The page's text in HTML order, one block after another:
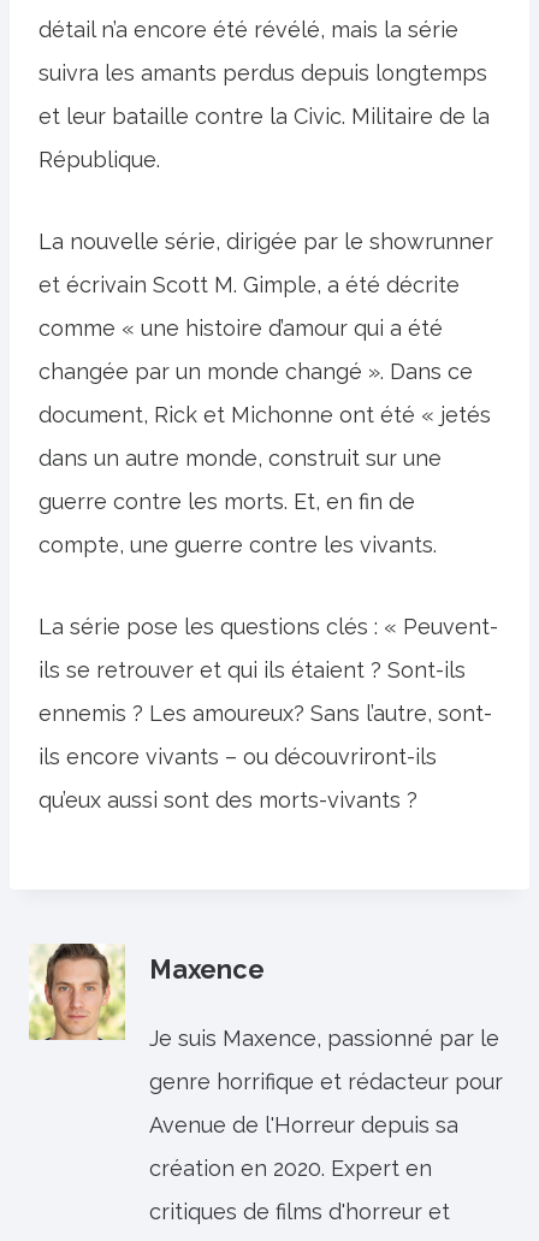
détail n’a encore été révélé, mais la série
suivra les amants perdus depuis longtemps
et leur bataille contre la Civic. Militaire de la
République.
La nouvelle série, dirigée par le showrunner
et écrivain Scott M. Gimple, a été décrite
comme « une histoire d’amour qui a été
changée par un monde changé ». Dans ce
document, Rick et Michonne ont été « jetés
dans un autre monde, construit sur une
guerre contre les morts. Et, en fin de
compte, une guerre contre les vivants.
La série pose les questions clés : « Peuvent-
ils se retrouver et qui ils étaient ? Sont-ils
ennemis ? Les amoureux? Sans l’autre, sont-
ils encore vivants – ou découvriront-ils
qu’eux aussi sont des morts-vivants ?
Maxence
Je suis Maxence, passionné par le
genre horrifique et rédacteur pour
Avenue de l'Horreur depuis sa
création en 2020. Expert en
critiques de films d'horreur et